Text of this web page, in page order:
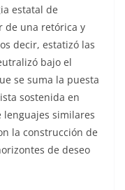
estatal de
de una retórica y
decir, estatizó las
bajo el
se suma la puesta
sostenida en
lenguajes similares
la construcción de
de deseo